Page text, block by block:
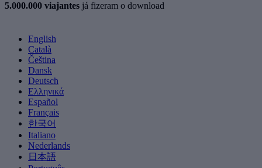
5.000.000 viajantes já fizeram o download
English
Català
Čeština
Dansk
Deutsch
Ελληνικά
Español
Français
한국어
Italiano
Nederlands
日本語